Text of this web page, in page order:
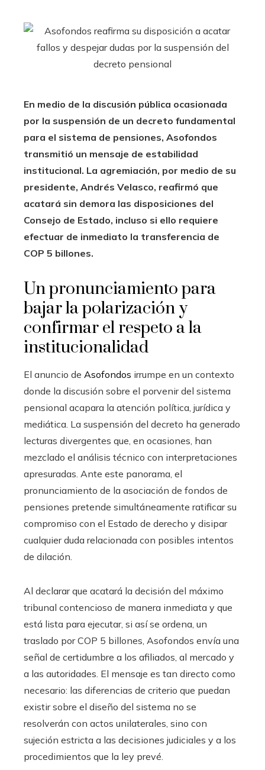
En medio de la discusión pública ocasionada
por la suspensión de un decreto fundamental
para el sistema de pensiones, Asofondos
transmitió un mensaje de estabilidad
institucional. La agremiación, por medio de su
presidente, Andrés Velasco, reafirmó que
acatará sin demora las disposiciones del
Consejo de Estado, incluso si ello requiere
efectuar de inmediato la transferencia de
COP 5 billones.
Un pronunciamiento para
bajar la polarización y
confirmar el respeto a la
institucionalidad
El anuncio de Asofondos irrumpe en un contexto
donde la discusión sobre el porvenir del sistema
pensional acapara la atención política, jurídica y
mediática. La suspensión del decreto ha generado
lecturas divergentes que, en ocasiones, han
mezclado el análisis técnico con interpretaciones
apresuradas. Ante este panorama, el
pronunciamiento de la asociación de fondos de
pensiones pretende simultáneamente ratificar su
compromiso con el Estado de derecho y disipar
cualquier duda relacionada con posibles intentos
de dilación.
Al declarar que acatará la decisión del máximo
tribunal contencioso de manera inmediata y que
está lista para ejecutar, si así se ordena, un
traslado por COP 5 billones, Asofondos envía una
señal de certidumbre a los afiliados, al mercado y
a las autoridades. El mensaje es tan directo como
necesario: las diferencias de criterio que puedan
existir sobre el diseño del sistema no se
resolverán con actos unilaterales, sino con
sujeción estricta a las decisiones judiciales y a los
procedimientos que la ley prevé.